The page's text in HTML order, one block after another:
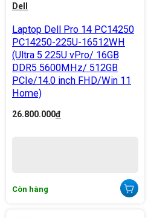
Dell
Laptop Dell Pro 14 PC14250
PC14250-225U-16512WH
(Ultra 5 225U vPro/ 16GB
DDR5 5600MHz/ 512GB
PCIe/14.0 inch FHD/Win 11
Home)
26.800.000đ
Còn hàng